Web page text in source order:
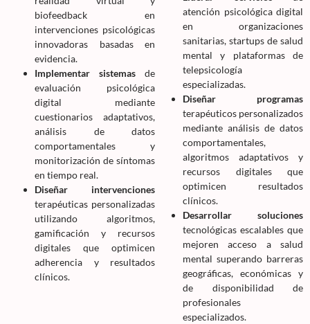
biofeedback en
intervenciones psicológicas
innovadoras basadas en
evidencia.
Implementar sistemas de
evaluación psicológica
digital mediante
cuestionarios adaptativos,
análisis de datos
comportamentales y
monitorización de síntomas
en tiempo real.
Diseñar intervenciones
terapéuticas personalizadas
utilizando algoritmos,
gamificación y recursos
digitales que optimicen
adherencia y resultados
clínicos.
atención psicológica digital
en organizaciones
sanitarias, startups de salud
mental y plataformas de
telepsicología
especializadas.
Diseñar programas
terapéuticos personalizados
mediante análisis de datos
comportamentales,
algoritmos adaptativos y
recursos digitales que
optimicen resultados
clínicos.
Desarrollar soluciones
tecnológicas escalables que
mejoren acceso a salud
mental superando barreras
geográficas, económicas y
de disponibilidad de
profesionales
especializados.